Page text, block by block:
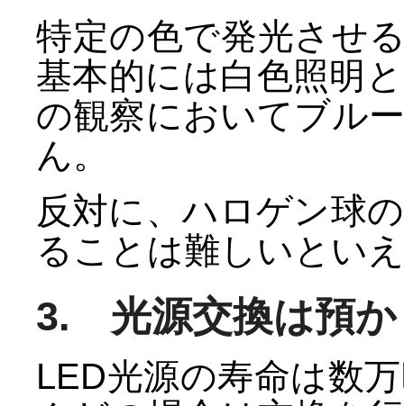
特定の色で発光させ
基本的には白色照明
の観察においてブル
ん。
反対に、ハロゲン球
ることは難しいとい
3. 光源交換は預か
LED光源の寿命は数